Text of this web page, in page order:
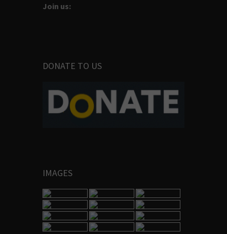
Join us:
DONATE TO US
IMAGES